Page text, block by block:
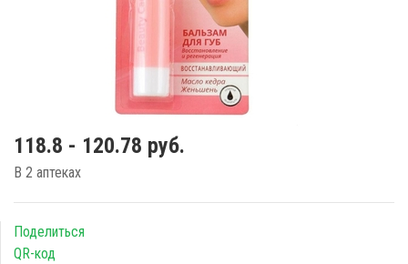
118.8 - 120.78 руб.
В 2 аптеках
Поделиться
QR-код